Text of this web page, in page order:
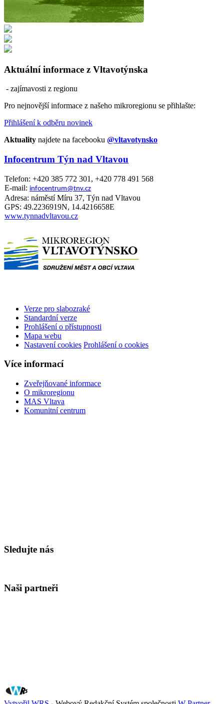
Aktuální informace z Vltavotýnska
- zajímavosti z regionu
Pro nejnovější informace z našeho mikroregionu se přihlašte:
Přihlášení k odběru novinek
Aktuality najdete na facebooku @vltavotynsko
Infocentrum Týn nad Vltavou
Telefon: +420 385 772 301, +420 778 491 568
E-mail: infocentrum@tnv.cz
Adresa: náměstí Míru 37, Týn nad Vltavou
GPS: 49.2236919N, 14.4216658E
www.tynnadvltavou.cz
Verze pro slabozraké
Standardní verze
Prohlášení o přístupnosti
Mapa webu
Nastavení cookies Prohlášení o cookies
Více informací
Zveřejňované informace
O mikroregionu
MAS Vltava
Komunitní centrum
Sledujte nás
Naši partneři